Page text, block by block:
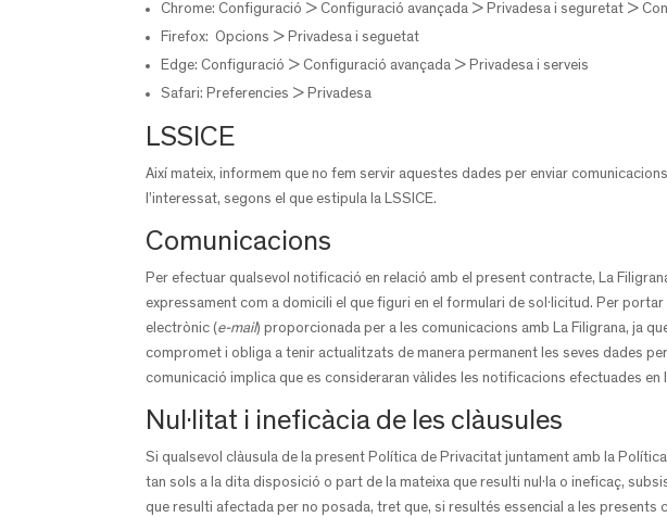
Chrome: Configuració > Configuració avançada > Privadesa i seguretat >
Firefox: Opcions > Privadesa i seguetat
Edge: Configuració > Configuració avançada > Privadesa i serveis
Safari: Preferencies > Privadesa
LSSICE
Així mateix, informem que no fem servir aquestes dades per enviar
l’interessat, segons el que estipula la LSSICE.
Comunicacions
Per efectuar qualsevol notificació en relació amb el present contracte, La
expressament com a domicili el que figuri en el formulari de sol·licitud. Per
electrònic (e-mail) proporcionada per a les comunicacions amb La Filigrana, ja
compromet i obliga a tenir actualitzats de manera permanent les seves dades
comunicació implica que es consideraran vàlides les notificacions efectuades en
Nul·litat i ineficàcia de les clàusules
Si qualsevol clàusula de la present Política de Privacitat juntament amb la
tan sols a la dita disposició o part de la mateixa que resulti nul·la o ineficaç,
que resulti afectada per no posada, tret que, si resultés essencial a les presents